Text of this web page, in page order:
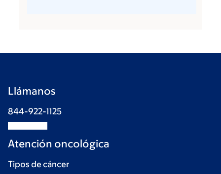
Llámanos
844-922-1125
Atención oncológica
Tipos de cáncer